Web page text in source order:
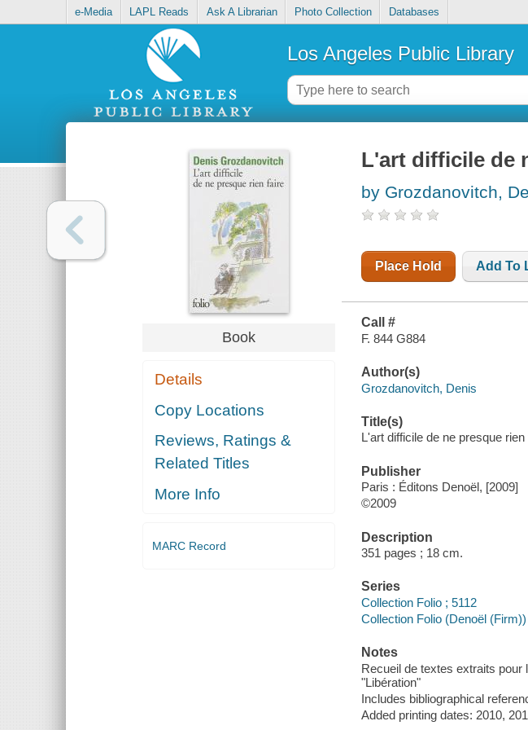
e-Media LAPL Reads Ask A Librarian Photo Collection Databases
Los Angeles Public Library
Book
Details
Copy Locations
Reviews, Ratings &
Related Titles
More Info
MARC Record
L'art difficile de
by Grozdanovitch,
Place Hold Add To
Call #
F. 844 G884
Author(s)
Grozdanovitch, Denis
Title(s)
L'art difficile de ne presque
Publisher
Paris : Éditons Denoël, [2009]
©2009
Description
351 pages ; 18 cm.
Series
Collection Folio ; 5112
Collection Folio (Denoël (Firm))
Notes
Recueil de textes extraits pour
"Libération"
Includes bibliographical
Added printing dates: 2010,